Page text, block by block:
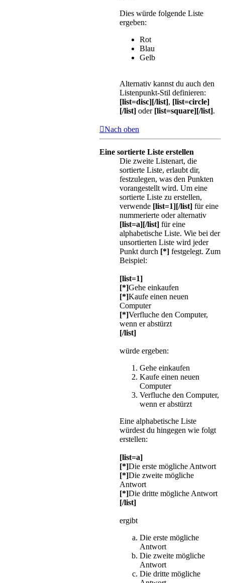
Dies würde folgende Liste
ergeben:
Rot
Blau
Gelb
Alternativ kannst du auch den
Listenpunkt-Stil definieren:
[list=disc][/list], [list=circle]
[/list] oder [list=square][/list].
Nach oben
Eine sortierte Liste erstellen
Die zweite Listenart, die
sortierte Liste, erlaubt dir,
festzulegen, was den Punkten
vorangestellt wird. Um eine
sortierte Liste zu erstellen,
verwende [list=1][/list] für eine
nummerierte oder alternativ
[list=a][/list] für eine
alphabetische Liste. Wie bei der
unsortierten Liste wird jeder
Punkt durch [*] festgelegt. Zum
Beispiel:
[list=1]
[*]Gehe einkaufen
[*]Kaufe einen neuen
Computer
[*]Verfluche den Computer,
wenn er abstürzt
[/list]
würde ergeben:
Gehe einkaufen
Kaufe einen neuen
Computer
Verfluche den Computer,
wenn er abstürzt
Eine alphabetische Liste
würdest du hingegen wie folgt
erstellen:
[list=a]
[*]Die erste mögliche Antwort
[*]Die zweite mögliche
Antwort
[*]Die dritte mögliche Antwort
[/list]
ergibt
Die erste mögliche
Antwort
Die zweite mögliche
Antwort
Die dritte mögliche